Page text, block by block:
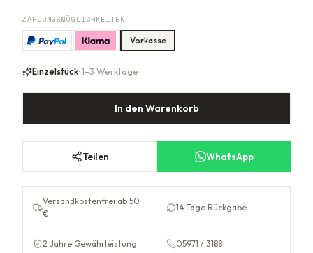
ZAHLUNGSMÖGLICHKEITEN
Vorkasse
Einzelstück· 1–3 Werktage
In den Warenkorb
Teilen WhatsApp
Versandkostenfrei ab 50
€
14 Tage Rückgabe
2 Jahre Gewährleistung 05971 / 3188